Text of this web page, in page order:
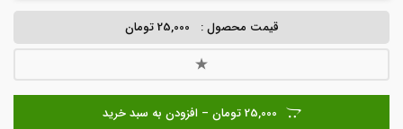
قیمت محصول : 25,000 تومان
25,000 تومان – افزودن به سبد خرید